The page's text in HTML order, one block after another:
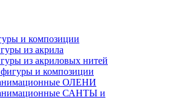
и композиции
из акрила
из акриловых нитей
и композиции
ОЛЕНИ
САНТЫ и